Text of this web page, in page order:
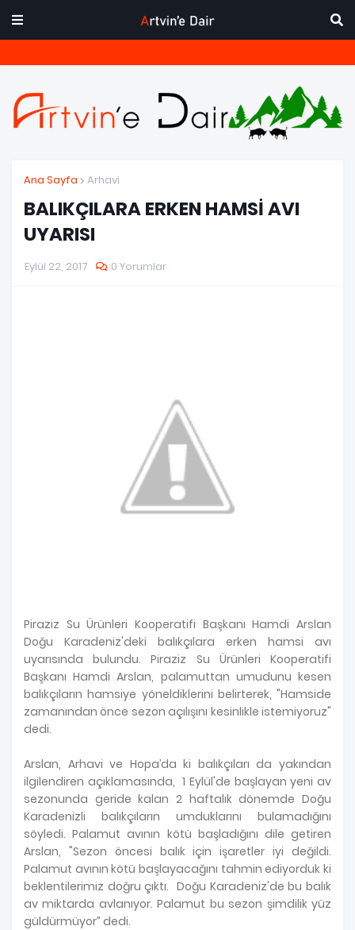
Ana Sayfa Arhavi
BALIKÇILARA ERKEN HAMSİ AVI
UYARISI
Eylül 22, 2017 0 Yorumlar
Piraziz Su Ürünleri Kooperatifi Başkanı Hamdi Arslan
Doğu Karadeniz'deki balıkçılara erken hamsi avı
uyarısında bulundu. Piraziz Su Ürünleri Kooperatifi
Başkanı Hamdi Arslan, palamuttan umudunu kesen
balıkçıların hamsiye yöneldiklerini belirterek, "Hamside
zamanından önce sezon açılışını kesinlikle istemiyoruz"
dedi.
Arslan, Arhavi ve Hopa’da ki balıkçıları da yakından
ilgilendiren açıklamasında, 1 Eylül'de başlayan yeni av
sezonunda geride kalan 2 haftalık dönemde Doğu
Karadenizli balıkçıların umduklarını bulamadığını
söyledi. Palamut avının kötü başladığını dile getiren
Arslan, "Sezon öncesi balık için işaretler iyi değildi.
Palamut avının kötü başlayacağını tahmin ediyorduk ki
beklentilerimiz doğru çıktı. Doğu Karadeniz'de bu balık
av miktarda avlanıyor. Palamut bu sezon şimdilik yüz
güldürmüyor” dedi.